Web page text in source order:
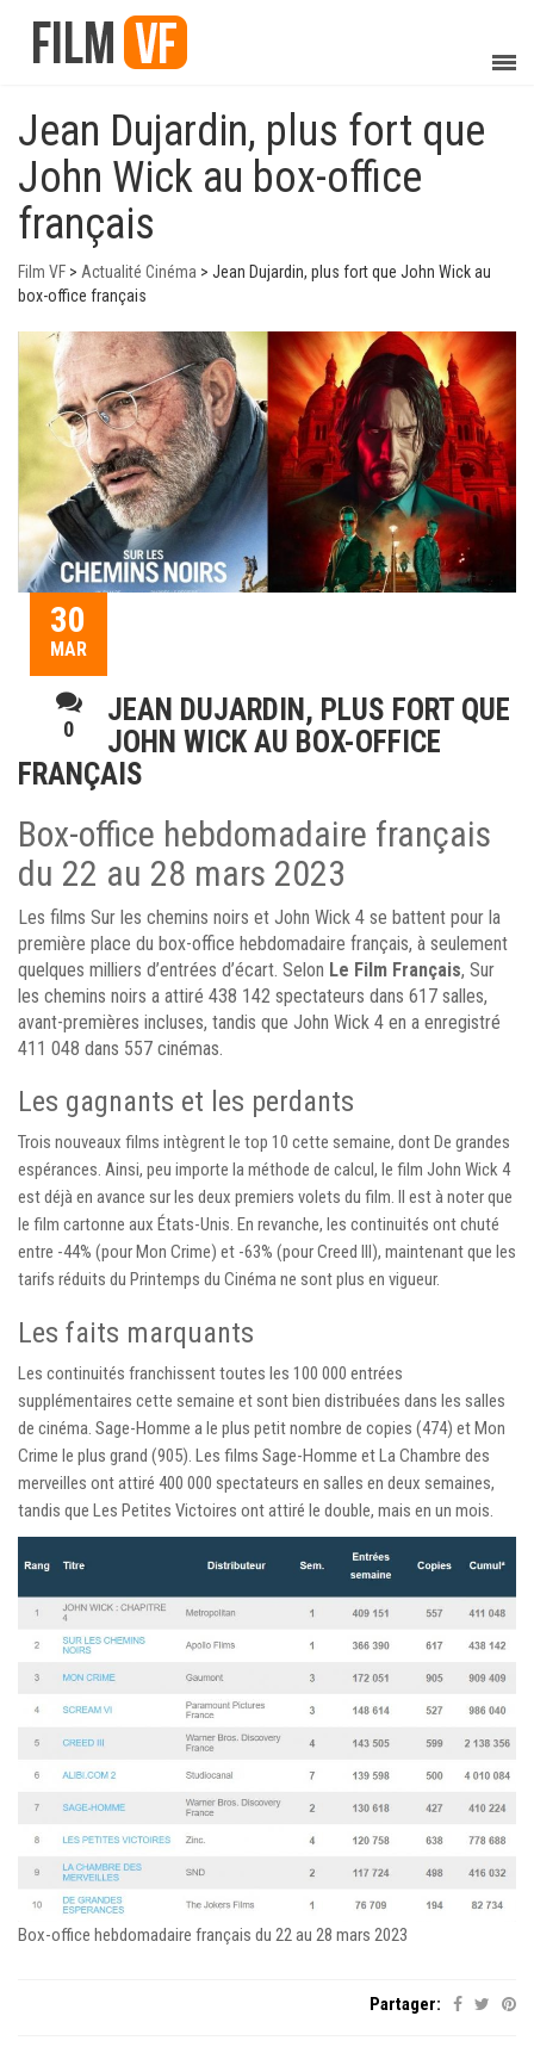
Jean Dujardin, plus fort que
John Wick au box-office
français
Film VF > Actualité Cinéma > Jean Dujardin, plus fort que John Wick au
box-office français
30
MAR
0
JEAN DUJARDIN, PLUS FORT QUE
JOHN WICK AU BOX-OFFICE
FRANÇAIS
Box-office hebdomadaire français
du 22 au 28 mars 2023
Les films Sur les chemins noirs et John Wick 4 se battent pour la
première place du box-office hebdomadaire français, à seulement
quelques milliers d’entrées d’écart. Selon Le Film Français, Sur
les chemins noirs a attiré 438 142 spectateurs dans 617 salles,
avant-premières incluses, tandis que John Wick 4 en a enregistré
411 048 dans 557 cinémas.
Les gagnants et les perdants
Trois nouveaux films intègrent le top 10 cette semaine, dont De grandes
espérances. Ainsi, peu importe la méthode de calcul, le film John Wick 4
est déjà en avance sur les deux premiers volets du film. Il est à noter que
le film cartonne aux États-Unis. En revanche, les continuités ont chuté
entre -44% (pour Mon Crime) et -63% (pour Creed III), maintenant que les
tarifs réduits du Printemps du Cinéma ne sont plus en vigueur.
Les faits marquants
Les continuités franchissent toutes les 100 000 entrées
supplémentaires cette semaine et sont bien distribuées dans les salles
de cinéma. Sage-Homme a le plus petit nombre de copies (474) et Mon
Crime le plus grand (905). Les films Sage-Homme et La Chambre des
merveilles ont attiré 400 000 spectateurs en salles en deux semaines,
tandis que Les Petites Victoires ont attiré le double, mais en un mois.
Box-office hebdomadaire français du 22 au 28 mars 2023
Partager: